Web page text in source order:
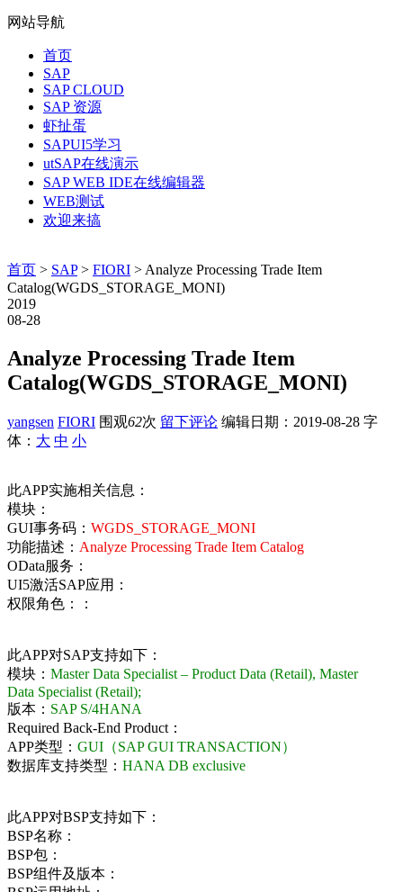
网站导航
首页
SAP
SAP CLOUD
SAP 资源
虾扯蛋
SAPUI5学习
utSAP在线演示
SAP WEB IDE在线编辑器
WEB测试
欢迎来搞
首页 > SAP> FIORI > Analyze Processing Trade Item
Catalog(WGDS_STORAGE_MONI)
2019
08-28
Analyze Processing Trade Item
Catalog(WGDS_STORAGE_MONI)
yangsen FIORI 围观62次 留下评论 编辑日期： 2019-08-28 字
体： 大 中 小
此APP实施相关信息：
模块：
GUI事务码： WGDS_STORAGE_MONI
功能描述： Analyze Processing Trade Item Catalog
OData服务：
UI5激活SAP应用：
权限角色：：
此APP对SAP支持如下：
模块： Master Data Specialist – Product Data (Retail), Master
Data Specialist (Retail);
版本： SAP S/4HANA
Required Back-End Product：
APP类型： GUI（SAP GUI TRANSACTION）
数据库支持类型： HANA DB exclusive
此APP对BSP支持如下：
BSP名称：
BSP包：
BSP组件及版本：